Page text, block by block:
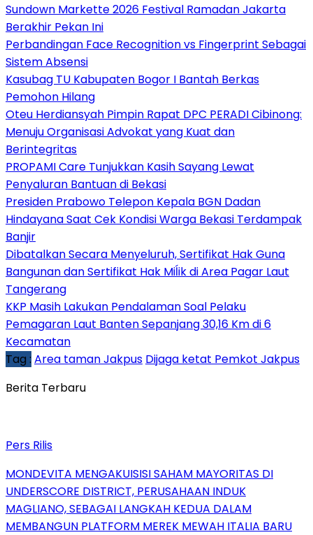
Sundown Markette 2026 Festival Ramadan Jakarta
Berakhir Pekan Ini
Perbandingan Face Recognition vs Fingerprint Sebagai
Sistem Absensi
Kasubag TU Kabupaten Bogor I Bantah Berkas
Pemohon Hilang
Oteu Herdiansyah Pimpin Rapat DPC PERADI Cibinong:
Menuju Organisasi Advokat yang Kuat dan
Berintegritas
PROPAMI Care Tunjukkan Kasih Sayang Lewat
Penyaluran Bantuan di Bekasi
Presiden Prabowo Telepon Kepala BGN Dadan
Hindayana Saat Cek Kondisi Warga Bekasi Terdampak
Banjir
Dibatalkan Secara Menyeluruh, Sertifikat Hak Guna
Bangunan dan Sertifikat Hak Miĺik di Area Pagar Laut
Tangerang
KKP Masih Lakukan Pendalaman Soal Pelaku
Pemagaran Laut Banten Sepanjang 30,16 Km di 6
Kecamatan
Tag : Area taman Jakpus Dijaga ketat Pemkot Jakpus
Berita Terbaru
Pers Rilis
MONDEVITA MENGAKUISISI SAHAM MAYORITAS DI
UNDERSCORE DISTRICT, PERUSAHAAN INDUK
MAGLIANO, SEBAGAI LANGKAH KEDUA DALAM
MEMBANGUN PLATFORM MEREK MEWAH ITALIA BARU